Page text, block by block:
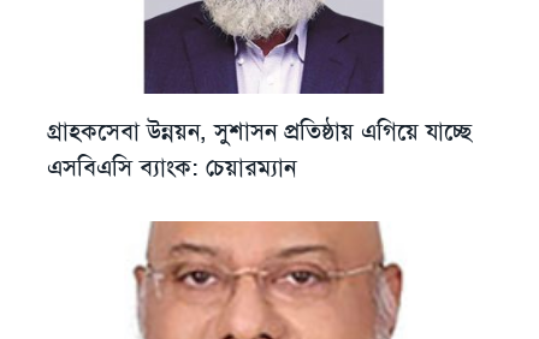
গ্রাহকসেবা উন্নয়ন, সুশাসন প্রতিষ্ঠায় এগিয়ে যাচ্ছে
এসবিএসি ব্যাংক: চেয়ারম্যান